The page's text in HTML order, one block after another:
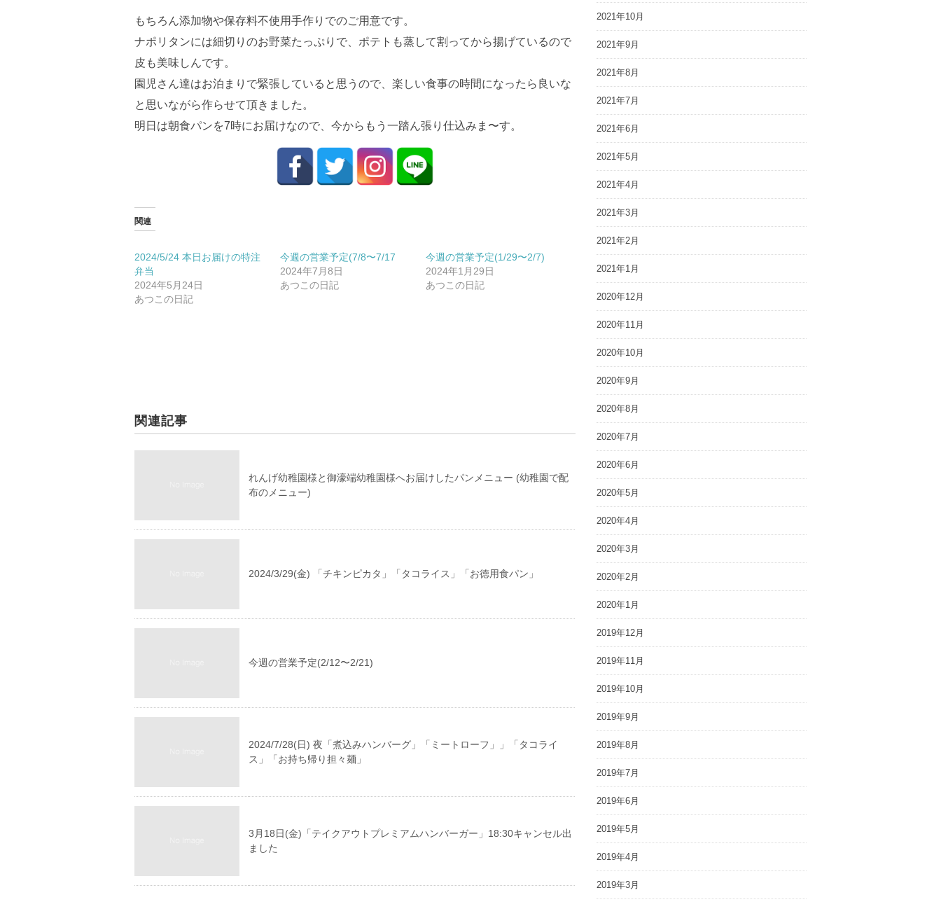
もちろん添加物や保存料不使用手作りでのご用意です。
ナポリタンには細切りのお野菜たっぷりで、ポテトも蒸して割ってから揚げているので
皮も美味しんです。
園児さん達はお泊まりで緊張していると思うので、楽しい食事の時間になったら良いな
と思いながら作らせて頂きました。
明日は朝食パンを7時にお届けなので、今からもう一踏ん張り仕込みま〜す。
関連
2024/5/24 本日お届けの特注
弁当
2024年5月24日
あつこの日記
今週の営業予定(7/8〜7/17
2024年7月8日
あつこの日記
今週の営業予定(1/29〜2/7)
2024年1月29日
あつこの日記
関連記事
れんげ幼稚園様と御濠端幼稚園様へお届けしたパンメニュー (幼稚園で配
布のメニュー)
2024/3/29(金) 「チキンピカタ」「タコライス」「お徳用食パン」
今週の営業予定(2/12〜2/21)
2024/7/28(日) 夜「煮込みハンバーグ」「ミートローフ」」「タコライ
ス」「お持ち帰り担々麺」
3月18日(金)「テイクアウトプレミアムハンバーガー」18:30キャンセル出
ました
2021年10月
2021年9月
2021年8月
2021年7月
2021年6月
2021年5月
2021年4月
2021年3月
2021年2月
2021年1月
2020年12月
2020年11月
2020年10月
2020年9月
2020年8月
2020年7月
2020年6月
2020年5月
2020年4月
2020年3月
2020年2月
2020年1月
2019年12月
2019年11月
2019年10月
2019年9月
2019年8月
2019年7月
2019年6月
2019年5月
2019年4月
2019年3月